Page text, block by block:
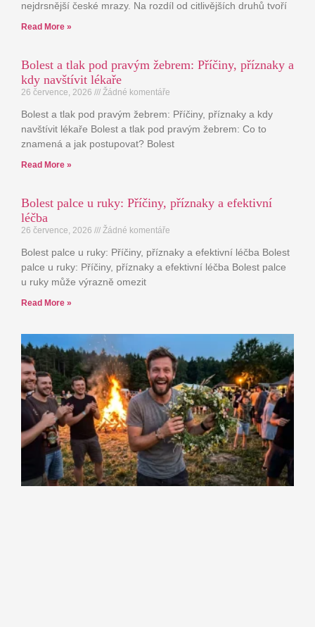
nejdrsnější české mrazy. Na rozdíl od citlivějších druhů tvoří
Read More »
Bolest a tlak pod pravým žebrem: Příčiny, příznaky a
kdy navštívit lékaře
26 července, 2026 Žádné komentáře
Bolest a tlak pod pravým žebrem: Příčiny, příznaky a kdy
navštívit lékaře Bolest a tlak pod pravým žebrem: Co to
znamená a jak postupovat? Bolest
Read More »
Bolest palce u ruky: Příčiny, příznaky a efektivní
léčba
26 července, 2026 Žádné komentáře
Bolest palce u ruky: Příčiny, příznaky a efektivní léčba Bolest
palce u ruky: Příčiny, příznaky a efektivní léčba Bolest palce
u ruky může výrazně omezit
Read More »